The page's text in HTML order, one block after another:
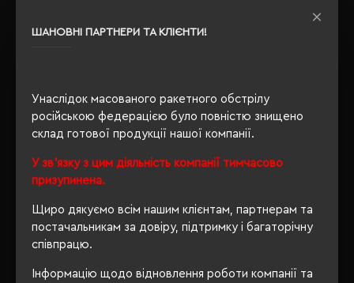
ШАНОВНІ ПАРТНЕРИ ТА КЛІЄНТИ!
Унаслідок масованого ракетного обстрілу
російською федерацією було повністю знищено
склад готової продукції нашої компанії.
У зв'язку з цим діяльність компанії тимчасово
призупинена.
Щиро дякуємо всім нашим клієнтам, партнерам та
постачальникам за довіру, підтримку і багаторічну
співпрацю.
Інформацію щодо відновлення роботи компанії та
упаковки
ВІДГУКИ